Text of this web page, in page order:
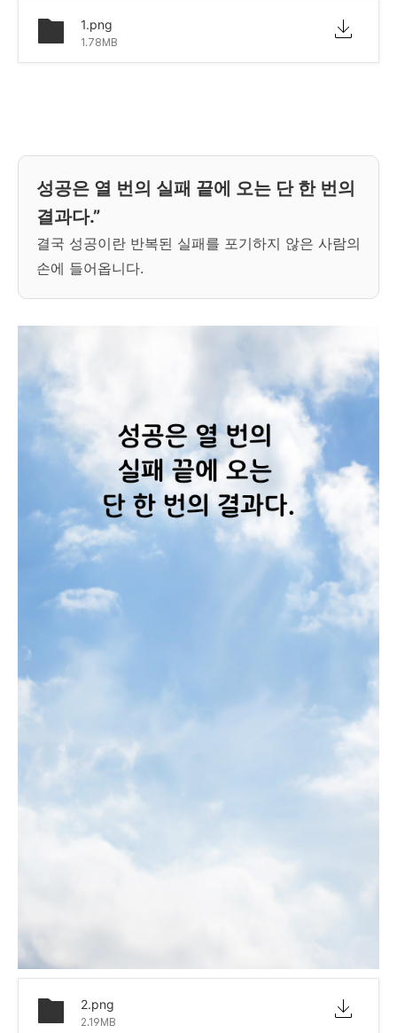
1.png
1.78MB
성공은 열 번의 실패 끝에 오는 단 한 번의
결과다.”
결국 성공이란 반복된 실패를 포기하지 않은 사람의
손에 들어옵니다.
2.png
2.19MB